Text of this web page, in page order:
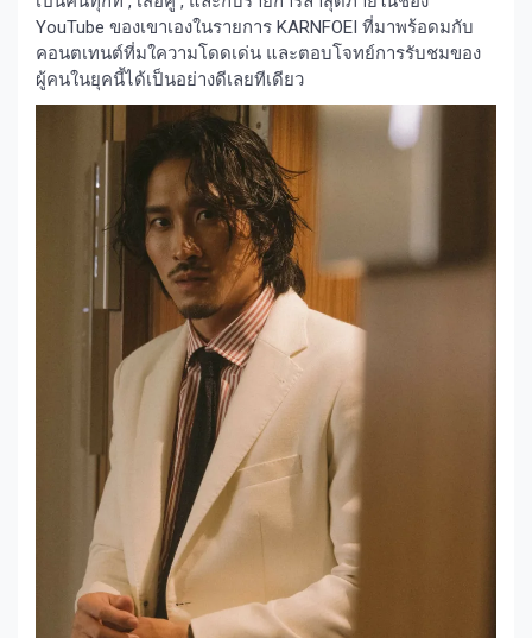
YouTube ของเขาเองในรายการ KARNFOEI ที่มาพร้อดมกับ
คอนตเทนต์ที่มใความโดดเด่น และตอบโจทย์การรับชมของ
ผู้คนในยุคนี้ได้เป็นอย่างดีเลยทีเดียว